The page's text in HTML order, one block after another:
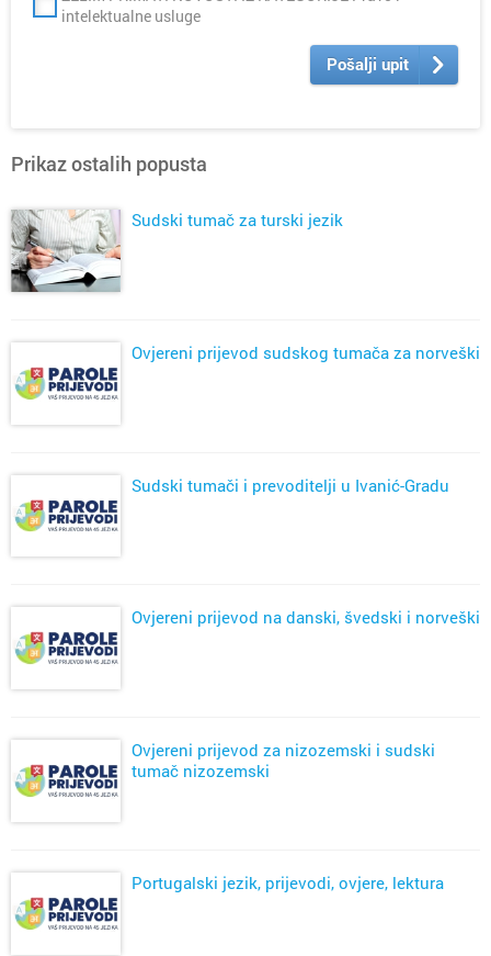
intelektualne usluge
Pošalji upit
Prikaz ostalih popusta
Sudski tumač za turski jezik
Ovjereni prijevod sudskog tumača za norveški
Sudski tumači i prevoditelji u Ivanić-Gradu
Ovjereni prijevod na danski, švedski i norveški
Ovjereni prijevod za nizozemski i sudski
tumač nizozemski
Portugalski jezik, prijevodi, ovjere, lektura